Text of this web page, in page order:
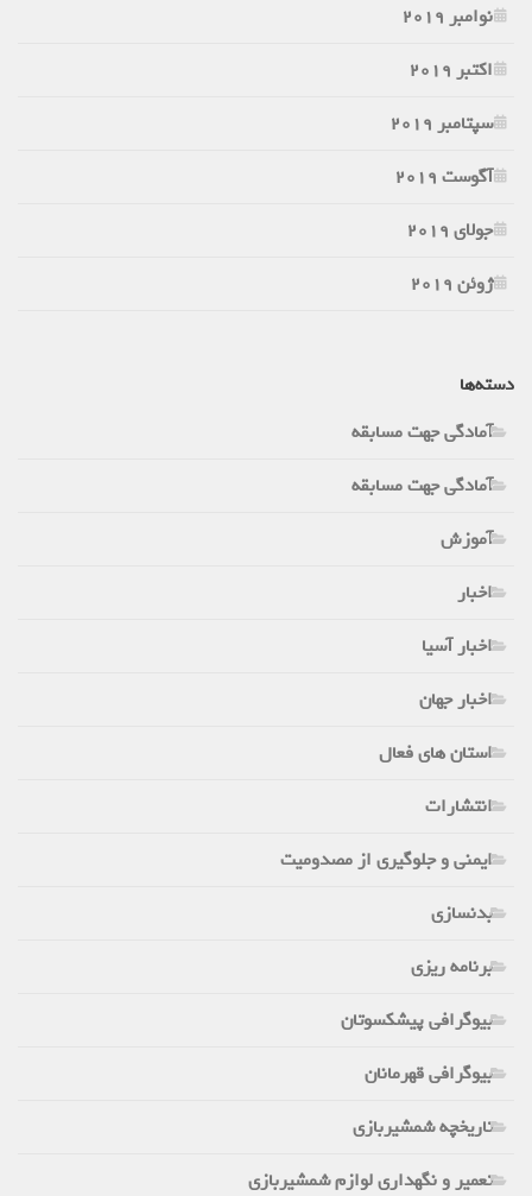
نوامبر 2019
اکتبر 2019
سپتامبر 2019
آگوست 2019
جولای 2019
ژوئن 2019
دسته‌ها
آمادگی جهت مسابقه
آمادگی جهت مسابقه
آموزش
اخبار
اخبار آسیا
اخبار جهان
استان های فعال
انتشارات
ایمنی و جلوگیری از مصدومیت
بدنسازی
برنامه ریزی
بیوگرافی پیشکسوتان
بیوگرافی قهرمانان
تاریخچه شمشیربازی
تعمیر و نگهداری لوازم شمشیربازی